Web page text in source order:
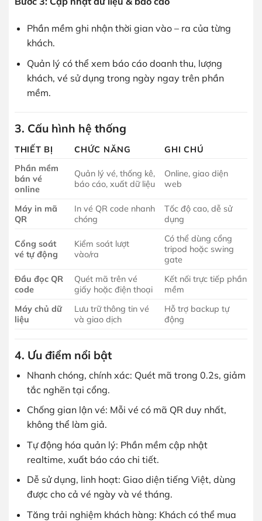
Phần mềm ghi nhận thời gian vào – ra của từng
khách.
Quản lý có thể xem báo cáo doanh thu, lượng
khách, vé sử dụng trong ngày ngay trên phần
mềm.
3. Cấu hình hệ thống
THIẾT BỊ CHỨC NĂNG
GHI CHÚ
Phần mềm
bán vé
online
Quản lý vé, thống kê,
báo cáo, xuất dữ liệu
Online, giao diện
web
Máy in mã
QR
In vé QR code nhanh
chóng
Tốc độ cao, dễ sử
dụng
Cổng soát
vé tự động
Kiểm soát lượt
vào/ra
Có thể dùng cổng
tripod hoặc swing
gate
Đầu đọc QR
code
Quét mã trên vé
giấy hoặc điện thoại
Kết nối trực tiếp phần
mềm
Máy chủ dữ
liệu
Lưu trữ thông tin vé
và giao dịch
Hỗ trợ backup tự
động
4. Ưu điểm nổi bật
Nhanh chóng, chính xác: Quét mã trong 0.2s, giảm
tắc nghẽn tại cổng.
Chống gian lận vé: Mỗi vé có mã QR duy nhất,
không thể làm giả.
Tự động hóa quản lý: Phần mềm cập nhật
realtime, xuất báo cáo chi tiết.
Dễ sử dụng, linh hoạt: Giao diện tiếng Việt, dùng
được cho cả vé ngày và vé tháng.
Tăng trải nghiệm khách hàng: Khách có thể mua